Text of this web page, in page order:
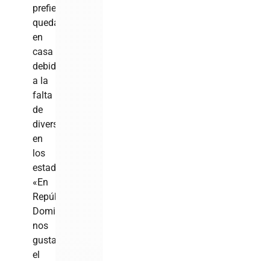
prefieren
quedarse
en
casa
debido
a la
falta
de
diversión
en
los
estadios.
«En
República
Dominicana
nos
gusta
el